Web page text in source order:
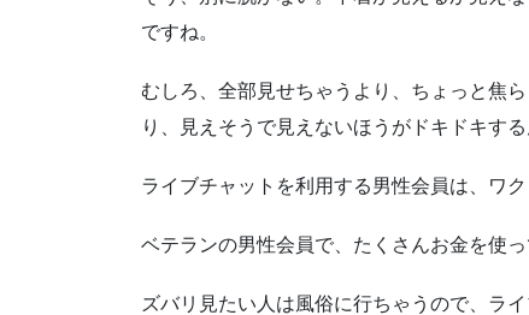
ですね。
むしろ、全部見せちゃうより、ちょっと焦
り、見えそうで見えないほうがドキドキする
ライブチャットを利用する男性会員は、ワ
ベテランの男性会員で、たくさんお金を使
ズバリ見たい人は風俗に行ちゃうので、ラ